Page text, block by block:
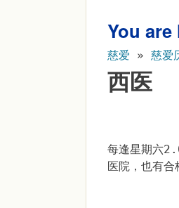
You are
慈爱 » 慈爱
西医
每逢星期六
医院，也有合